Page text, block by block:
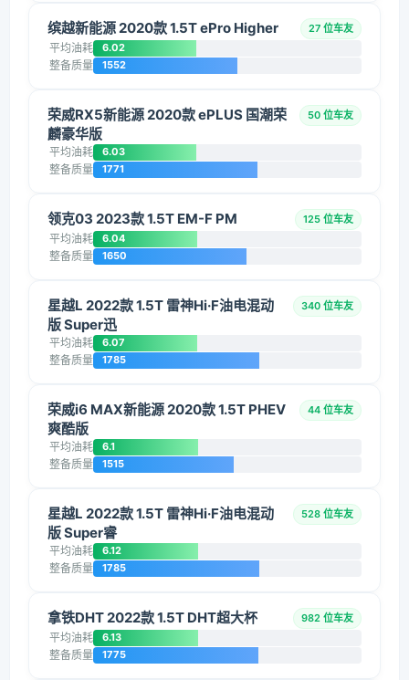
缤越新能源 2020款 1.5T ePro Higher 27 位车友
平均油耗 6.02
整备质量 1552
荣威RX5新能源 2020款 ePLUS 国潮荣
麟豪华版
50 位车友
平均油耗 6.03
整备质量 1771
领克03 2023款 1.5T EM-F PM 125 位车友
平均油耗 6.04
整备质量 1650
星越L 2022款 1.5T 雷神Hi·F油电混动
版 Super迅
340 位车友
平均油耗 6.07
整备质量 1785
荣威i6 MAX新能源 2020款 1.5T PHEV
爽酷版
44 位车友
平均油耗 6.1
整备质量 1515
星越L 2022款 1.5T 雷神Hi·F油电混动
版 Super睿
528 位车友
平均油耗 6.12
整备质量 1785
拿铁DHT 2022款 1.5T DHT超大杯 982 位车友
平均油耗 6.13
整备质量 1775